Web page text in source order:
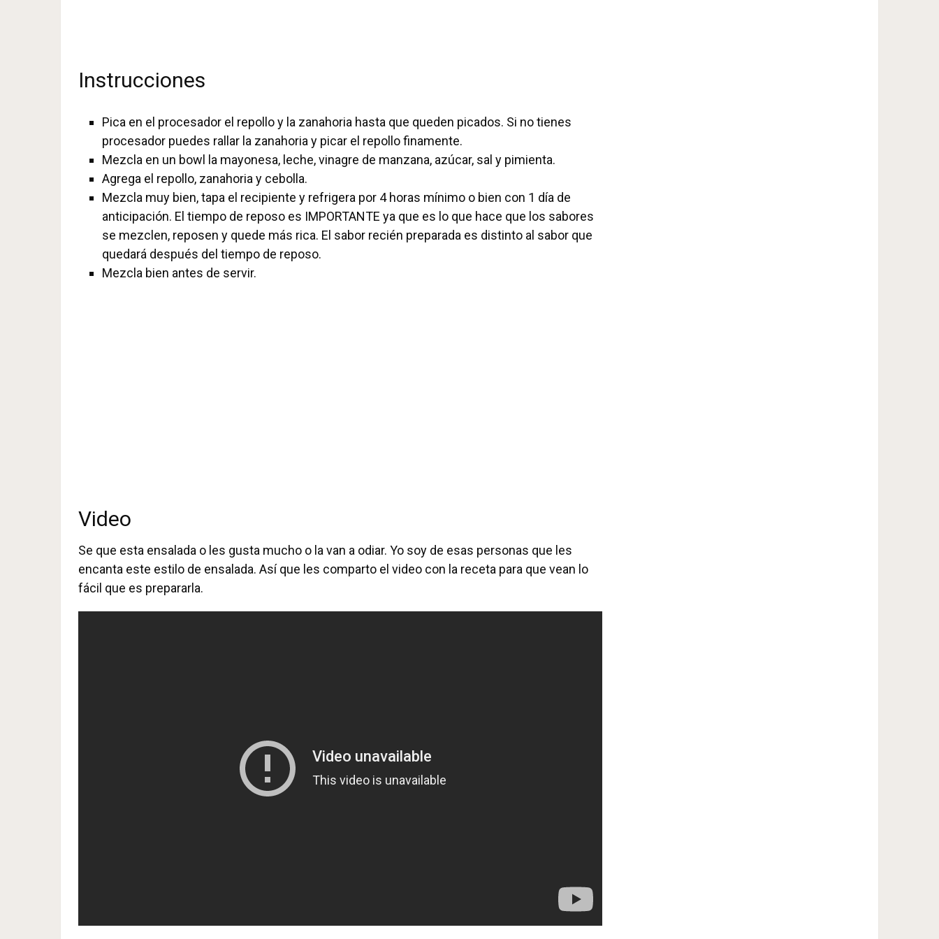
Instrucciones
Pica en el procesador el repollo y la zanahoria hasta que queden picados. Si no tienes
procesador puedes rallar la zanahoria y picar el repollo finamente.
Mezcla en un bowl la mayonesa, leche, vinagre de manzana, azúcar, sal y pimienta.
Agrega el repollo, zanahoria y cebolla.
Mezcla muy bien, tapa el recipiente y refrigera por 4 horas mínimo o bien con 1 día de
anticipación. El tiempo de reposo es IMPORTANTE ya que es lo que hace que los sabores
se mezclen, reposen y quede más rica. El sabor recién preparada es distinto al sabor que
quedará después del tiempo de reposo.
Mezcla bien antes de servir.
Video
Se que esta ensalada o les gusta mucho o la van a odiar. Yo soy de esas personas que les
encanta este estilo de ensalada. Así que les comparto el video con la receta para que vean lo
fácil que es prepararla.